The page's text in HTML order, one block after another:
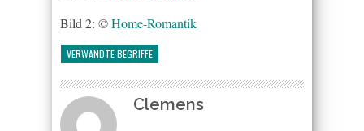
Bild 2: ©Home-Romantik
VERWANDTE BEGRIFFE
Clemens